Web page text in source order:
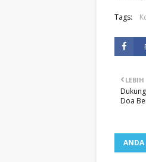
Tags:
Doa